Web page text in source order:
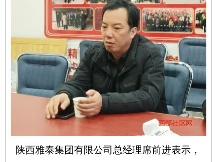
陕西雅泰集团有限公司总经理席前进表示，